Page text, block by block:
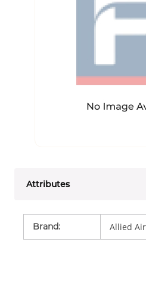
Attributes
Brand: Allied